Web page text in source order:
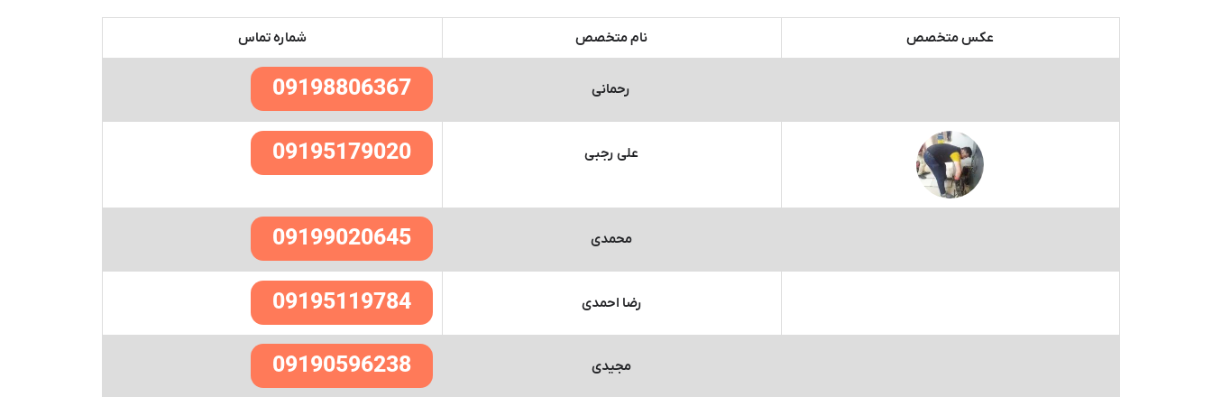
عکس متخصص نام متخصص شماره تماس
رحمانی 09198806367
علی رجبی 09195179020
محمدی 09199020645
رضا احمدی 09195119784
مجیدی 09190596238